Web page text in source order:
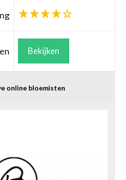
Bekijken
online bloemisten